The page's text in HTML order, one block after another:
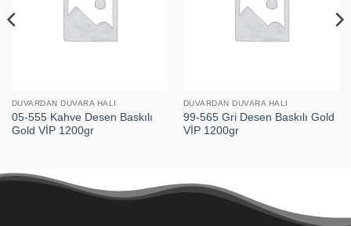
DUVARDAN DUVARA HALI
05-555 Kahve Desen Baskılı
Gold VİP 1200gr
DUVARDAN DUVARA HALI
99-565 Gri Desen Baskılı Gold
VİP 1200gr